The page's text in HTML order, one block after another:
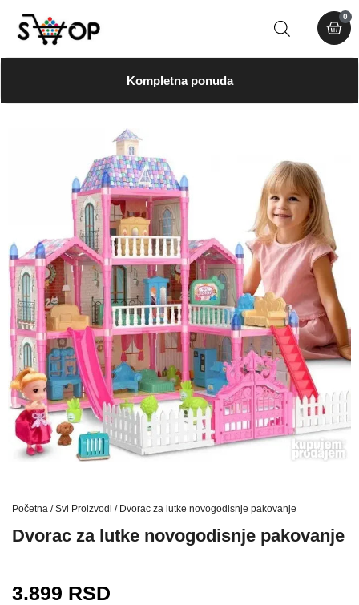
0
Kompletna ponuda
Početna /Svi Proizvodi / Dvorac za lutke novogodisnje pakovanje
Dvorac za lutke novogodisnje pakovanje
3.899 RSD